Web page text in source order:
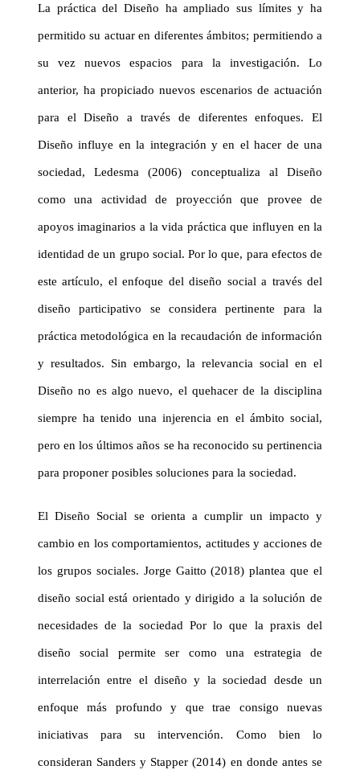
La práctica del Diseño ha ampliado sus límites y ha
permitido su actuar en diferentes ámbitos; permitiendo a
su vez nuevos espacios para la investigación. Lo
anterior, ha propiciado nuevos escenarios de actuación
para el Diseño a través de diferentes enfoques. El
Diseño influye en la integración y en el hacer de una
sociedad, Ledesma (2006) conceptualiza al Diseño
como una actividad de proyección que provee de
apoyos imaginarios a la vida práctica que influyen en la
identidad de un grupo social. Por lo que, para efectos de
este artículo, el enfoque del diseño social a través del
diseño participativo se considera pertinente para la
práctica metodológica en la recaudación de información
y resultados. Sin embargo, la relevancia social en el
Diseño no es algo nuevo, el quehacer de la disciplina
siempre ha tenido una injerencia en el ámbito social,
pero en los últimos años se ha reconocido su pertinencia
para proponer posibles soluciones para la sociedad.
El Diseño Social se orienta a cumplir un impacto y
cambio en los comportamientos, actitudes y acciones de
los grupos sociales. Jorge Gaitto (2018) plantea que el
diseño social está orientado y dirigido a la solución de
necesidades de la sociedad Por lo que la praxis del
diseño social permite ser como una estrategia de
interrelación entre el diseño y la sociedad desde un
enfoque más profundo y que trae consigo nuevas
iniciativas para su intervención. Como bien lo
consideran Sanders y Stapper (2014) en donde antes se